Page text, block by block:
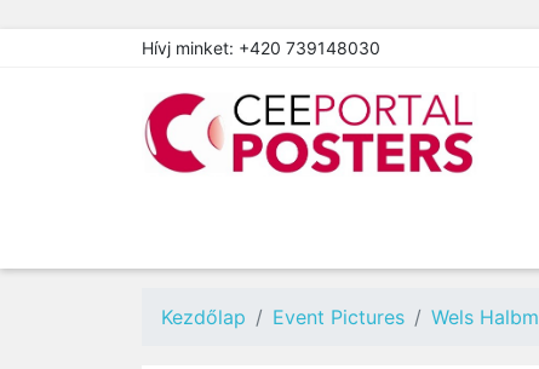
Hívj minket: +420 739148030
Kezdőlap Event Pictures Wels